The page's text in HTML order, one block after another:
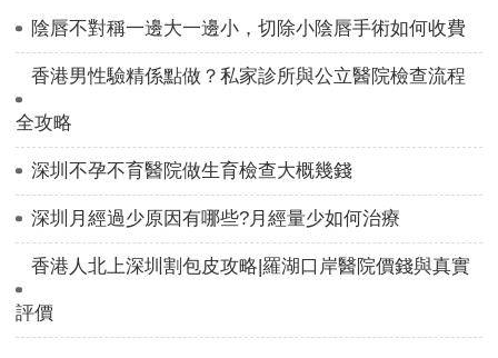
陰唇不對稱一邊大一邊小，切除小陰唇手術如何收費
香港男性驗精係點做？私家診所與公立醫院檢查流程
全攻略
深圳不孕不育醫院做生育檢查大概幾錢
深圳月經過少原因有哪些?月經量少如何治療
香港人北上深圳割包皮攻略|羅湖口岸醫院價錢與真實
評價